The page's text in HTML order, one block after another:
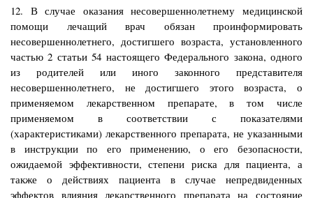
12. В случае оказания несовершеннолетнему медицинской
помощи лечащий врач обязан проинформировать
несовершеннолетнего, достигшего возраста, установленного
частью 2 статьи 54 настоящего Федерального закона, одного
из родителей или иного законного представителя
несовершеннолетнего, не достигшего этого возраста, о
применяемом лекарственном препарате, в том числе
применяемом в соответствии с показателями
(характеристиками) лекарственного препарата, не указанными
в инструкции по его применению, о его безопасности,
ожидаемой эффективности, степени риска для пациента, а
также о действиях пациента в случае непредвиденных
эффектов влияния лекарственного препарата на состояние